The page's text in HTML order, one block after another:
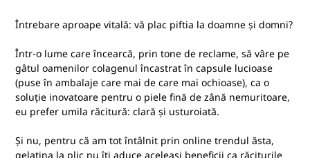
Întrebare aproape vitală: vă plac piftia la doamne și domni?
Într-o lume care încearcă, prin tone de reclame, să vâre pe
gâtul oamenilor colagenul încastrat în capsule lucioase
(puse în ambalaje care mai de care mai ochioase), ca o
soluție inovatoare pentru o piele fină de zână nemuritoare,
eu prefer umila răcitură: clară și usturoiată.
Și nu, pentru că am tot întâlnit prin online trendul ăsta,
gelatina la plic nu îți aduce aceleași beneficii ca răciturile